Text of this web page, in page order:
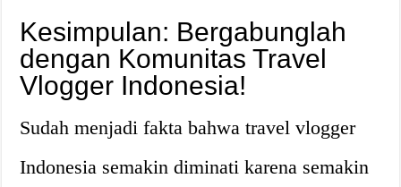
Kesimpulan: Bergabunglah
dengan Komunitas Travel
Vlogger Indonesia!
Sudah menjadi fakta bahwa travel vlogger
Indonesia semakin diminati karena semakin